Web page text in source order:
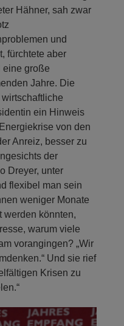
im
des Mangels als
Sein Kollege
Hähner, sah zwar
und
fürchtete aber
große
Jahre. Die
ein Hinweis
von den
Anreiz, besser zu
der
Dreyer, unter
flexibel man sein
weniger Monate
werden könnten,
warum viele
vorangingen? „Wir
Und sie rief
Krisen zu